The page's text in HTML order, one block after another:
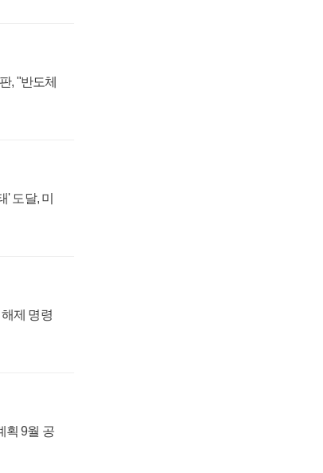
, "반도체
도달, 미
제 명령
획 9월 공